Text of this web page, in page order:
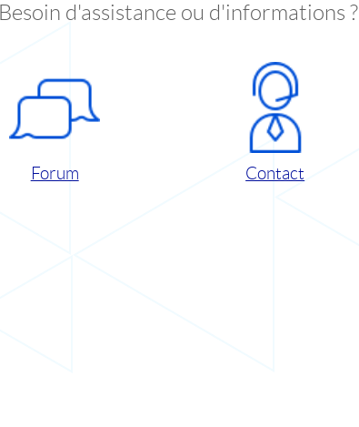
Besoin d'assistance ou d'informations ?
Forum Contact